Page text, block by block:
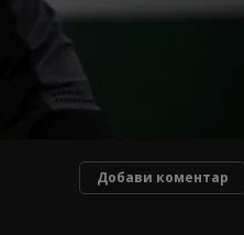
Добави коментар